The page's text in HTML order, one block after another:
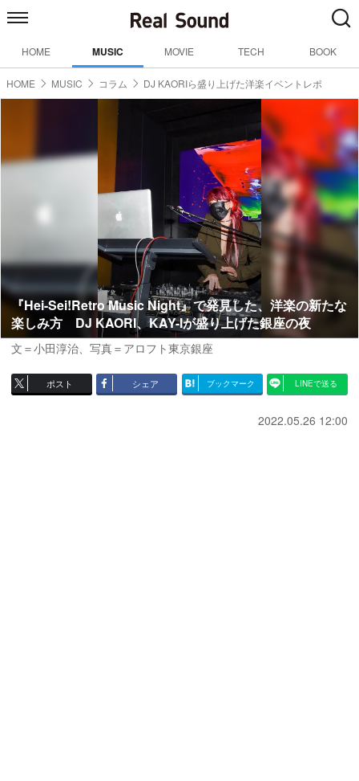
HOME MUSIC MOVIE TECH BOOK
HOME MUSIC コラム DJ KAORIら盛り上げた洋楽イベントレポ
『Hei-Sei!Retro Music Night』で発見した、洋楽の新たな
楽しみ方 DJ KAORI、KAY-Iが盛り上げた銀座の夜
文＝小田淳治、写真＝アロフト東京銀座
ポスト シェア ブックマーク LINEで送る
2022.05.26 12:00